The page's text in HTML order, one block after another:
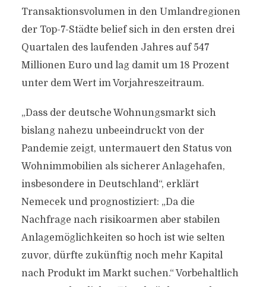
Transaktionsvolumen in den Umlandregionen
der Top-7-Städte belief sich in den ersten drei
Quartalen des laufenden Jahres auf 547
Millionen Euro und lag damit um 18 Prozent
unter dem Wert im Vorjahreszeitraum.
„Dass der deutsche Wohnungsmarkt sich
bislang nahezu unbeeindruckt von der
Pandemie zeigt, untermauert den Status von
Wohnimmobilien als sicherer Anlagehafen,
insbesondere in Deutschland“, erklärt
Nemecek und prognostiziert: „Da die
Nachfrage nach risikoarmen aber stabilen
Anlagemöglichkeiten so hoch ist wie selten
zuvor, dürfte zukünftig noch mehr Kapital
nach Produkt im Markt suchen.“ Vorbehaltlich